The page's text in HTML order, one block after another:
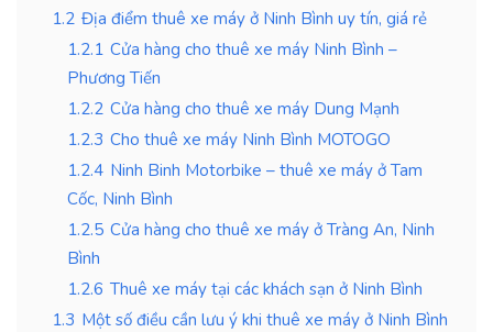
1.2 Địa điểm thuê xe máy ở Ninh Bình uy tín, giá rẻ
1.2.1 Cửa hàng cho thuê xe máy Ninh Bình –
Phương Tiến
1.2.2 Cửa hàng cho thuê xe máy Dung Mạnh
1.2.3 Cho thuê xe máy Ninh Bình MOTOGO
1.2.4 Ninh Binh Motorbike – thuê xe máy ở Tam
Cốc, Ninh Bình
1.2.5 Cửa hàng cho thuê xe máy ở Tràng An, Ninh
Bình
1.2.6 Thuê xe máy tại các khách sạn ở Ninh Bình
1.3 Một số điều cần lưu ý khi thuê xe máy ở Ninh Bình